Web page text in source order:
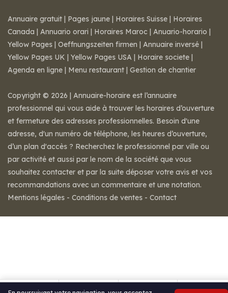
Annuaire gratuit | Pages jaune | Horaires Suisse | Horaires
Canada | Annuario orari | Horaires Maroc | Anuario-horario |
Yellow Pages | Oeffnungszeiten firmen | Annuaire inversé |
Yellow Pages UK | Yellow Pages USA | Horaire societe |
Agenda en ligne | Menu restaurant | Gestion de chantier
Copyright © 2026 | Annuaire-horaire est l’annuaire
professionnel qui vous aide à trouver les horaires d’ouverture
et fermeture des adresses professionnelles. Besoin d'une
adresse, d'un numéro de téléphone, les heures d’ouverture,
d’un plan d'accès ? Recherchez le professionnel par ville ou
par activité et aussi par le nom de la société que vous
souhaitez contacter et par la suite déposer votre avis et vos
recommandations avec un commentaire et une notation.
Mentions légales - Conditions de ventes - Contact